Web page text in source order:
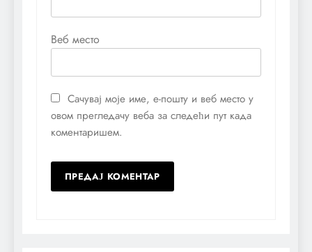
Веб место
Сачувај моје име, е-пошту и веб место у
овом прегледачу веба за следећи пут када
коментаришем.